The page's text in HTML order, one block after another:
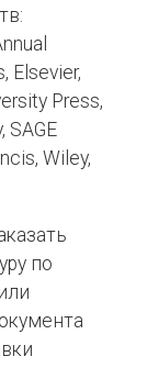
Elsevier,
Press,
SAGE
Wiley,
по